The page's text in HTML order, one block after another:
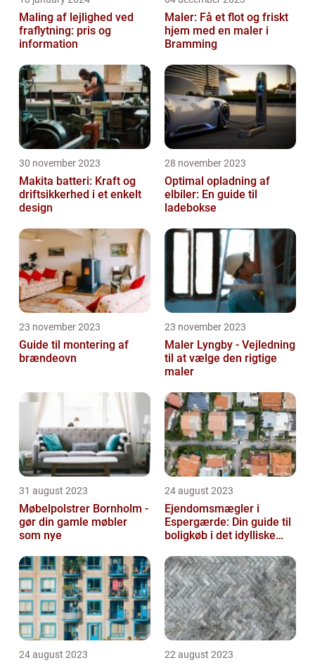
Maling af lejlighed ved
fraflytning: pris og
information
Maler: Få et flot og friskt
hjem med en maler i
Bramming
30 november 2023
Makita batteri: Kraft og
driftsikkerhed i et enkelt
design
28 november 2023
Optimal opladning af
elbiler: En guide til
ladebokse
23 november 2023
Guide til montering af
brændeovn
23 november 2023
Maler Lyngby - Vejledning
til at vælge den rigtige
maler
31 august 2023
Møbelpolstrer Bornholm -
gør din gamle møbler
som nye
24 august 2023
Ejendomsmægler i
Espergærde: Din guide til
boligkøb i det idylliske
24 august 2023 22 august 2023